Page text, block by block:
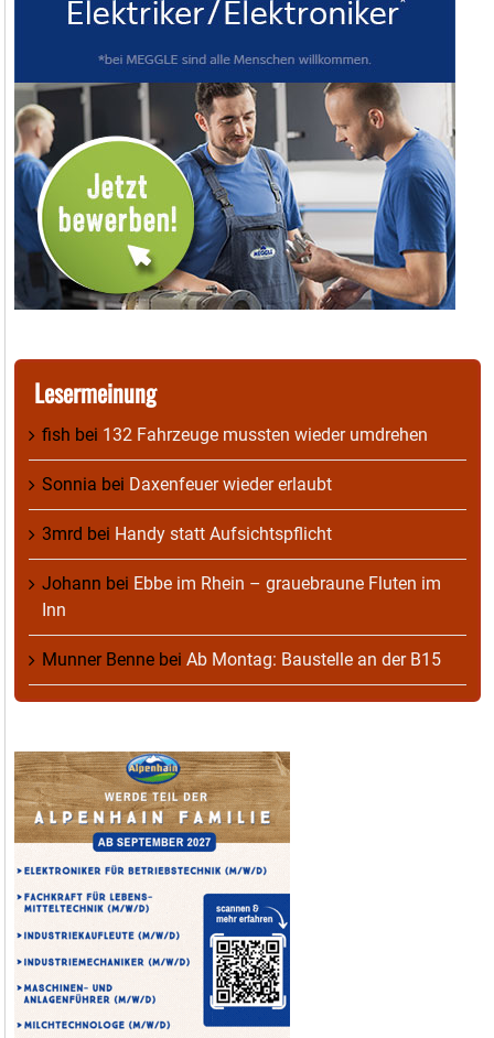
Lesermeinung
fish bei 132 Fahrzeuge mussten wieder umdrehen
Sonnia bei Daxenfeuer wieder erlaubt
3mrd bei Handy statt Aufsichtspflicht
Johann bei Ebbe im Rhein – grauebraune Fluten im
Inn
Munner Benne bei Ab Montag: Baustelle an der B15